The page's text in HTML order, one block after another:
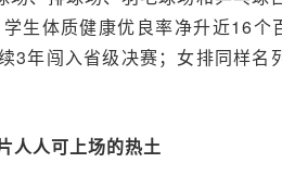
生体质健康优良率净升近16
年闯入省级决赛；女排同样名
人人可上场的热土